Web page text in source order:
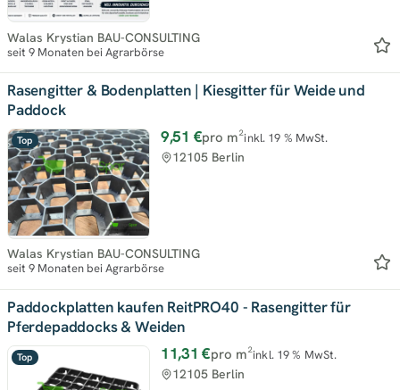
Walas Krystian BAU-CONSULTING
seit 9 Monaten bei Agrarbörse
Top
Rasengitter & Bodenplatten | Kiesgitter für Weide und
Paddock
9,51 €pro m²inkl. 19 % MwSt.
12105 Berlin
Walas Krystian BAU-CONSULTING
seit 9 Monaten bei Agrarbörse
Top
Paddockplatten kaufen ReitPRO40 - Rasengitter für
Pferdepaddocks & Weiden
11,31 €pro m²inkl. 19 % MwSt.
12105 Berlin